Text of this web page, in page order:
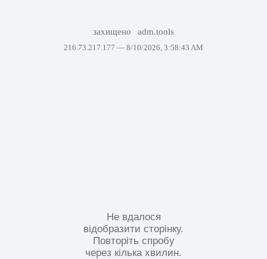
захищено adm.tools
216.73.217.177 — 8/10/2026, 3:58:43 AM
Не вдалося
відобразити сторінку.
Повторіть спробу
через кілька хвилин.